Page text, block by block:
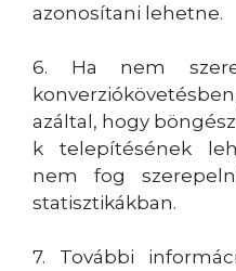
azonosítani lehetne.
6. Ha nem
azáltal, hogy
k telepítésének
nem fog
statisztikákban.
7. További